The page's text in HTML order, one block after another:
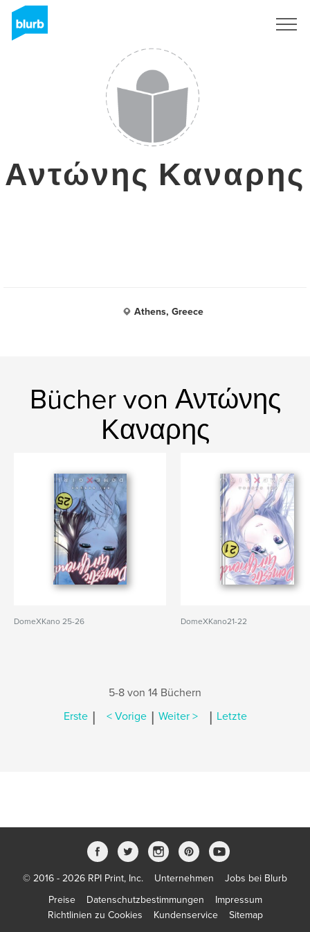
Αντώνης Καναρης
Athens, Greece
Bücher von Αντώνης
Καναρης
DomeXKano 25-26 DomeXKano21-22
5-8 von 14 Büchern
Erste | < Vorige | Weiter > | Letzte
© 2016 - 2026 RPI Print, Inc. Unternehmen
Jobs bei Blurb
Preise
Datenschutzbestimmungen
Impressum
Richtlinien zu Cookies
Kundenservice Sitemap